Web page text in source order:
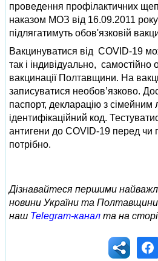
проведення профілактичних
наказом МОЗ від 16.09.2011
підлягатимуть обов'язковій
Вакцинуватися від COVID-19
так і індивідуально,
вакцинації Полтавщини. На
записуватися необов’язково.
паспорт, декларацію з сімейним
ідентифікаційний код.
антигени до COVID-19 перед чи
потрібно.
Дізнавайтеся першими
новини України та Полтавщини
наш Telegram-канал та на